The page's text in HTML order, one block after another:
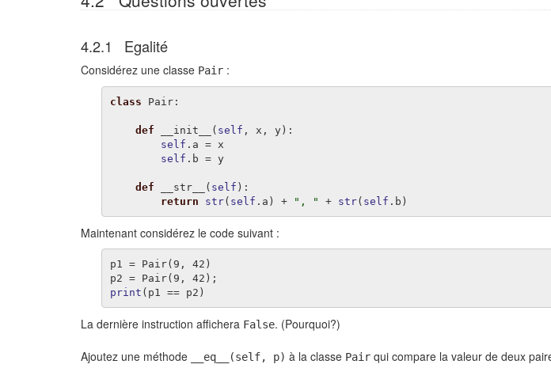
4.2.1 Egalité
Considérez une classe Pair :
class Pair:
def __init__ ( self , x , y):
self . a =
x
self . b = y
def __str__ ( self ):
return
str( self . a ) + ", " + str( self . b )
Maintenant considérez le code suivant :
p1 = Pair( 9 , 42 )
p2 = Pair( 9 , 42 );
print ( p1 == p2 )
La dernière instruction affichera False. (Pourquoi?)
Ajoutez une méthode __eq__(self, p) à la classe Pair qui compare la valeur de deux